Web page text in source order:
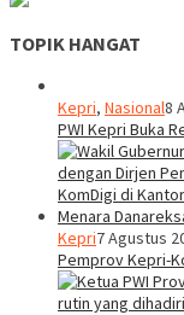
TOPIK HANGAT
Kepri, Nasional8
PWI Kepri Buka
Kepri7 Agustus
Pemprov Kepri-